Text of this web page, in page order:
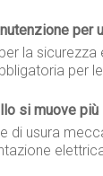
per
la sicurezza
per
si muove
di usura